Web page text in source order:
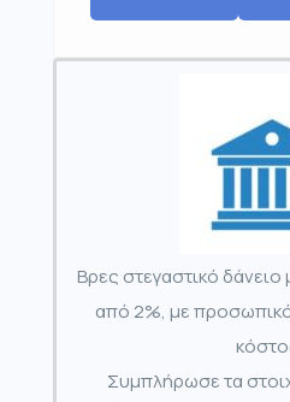
Βρες στεγαστικό
από 2%, με
Συμπλήρωσε τα